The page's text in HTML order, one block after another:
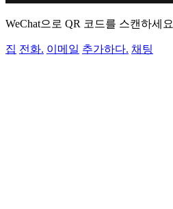
WeChat으로 QR 코드를 스캔하세요
집 전화. 이메일 추가하다. 채팅